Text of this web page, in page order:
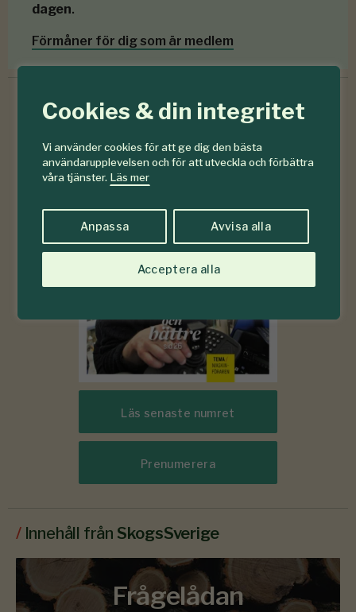
Cookies & din integritet
Vi använder cookies för att ge dig den bästa
användarupplevelsen och för att utveckla och förbättra
våra tjänster. Läs mer
Anpassa Avvisa alla
Acceptera alla
dagen.
Förmåner för dig som är medlem
#6-7
2026
Läs senaste numret
Prenumerera
/ Innehåll från SkogsSverige
Frågelådan